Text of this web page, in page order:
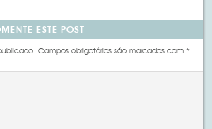
ESTE POST
Campos obrigatórios são marcados com*